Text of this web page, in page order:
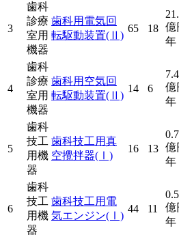
3
歯科
診療
室用
機器
歯科用電気回
転駆動装置(Ⅱ)
65 18 億
年
4
歯科
診療
室用
機器
歯科用空気回
転駆動装置(Ⅱ)
14 6
億
年
5
歯科
技工
用機
器
歯科技工用真
空攪拌器(Ⅰ)
16 13 億
年
6
歯科
技工
用機
器
歯科技工用電
気エンジン(Ⅰ)
44 11
億
年